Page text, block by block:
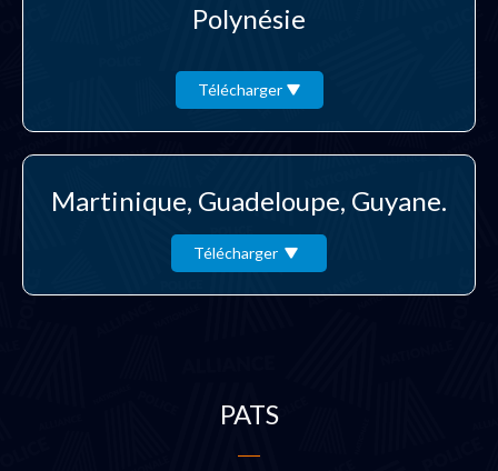
Polynésie
Télécharger
Martinique, Guadeloupe, Guyane.
Télécharger
PATS